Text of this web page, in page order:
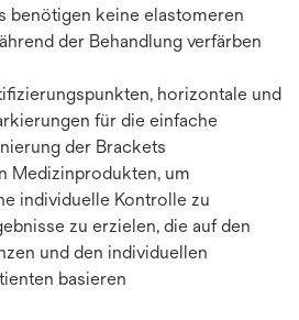
benötigen keine elastomeren
der Behandlung verfärben
horizontale und
für die einfache
der Brackets
Medizinprodukten, um
individuelle Kontrolle zu
zu erzielen, die auf den
und den individuellen
basieren